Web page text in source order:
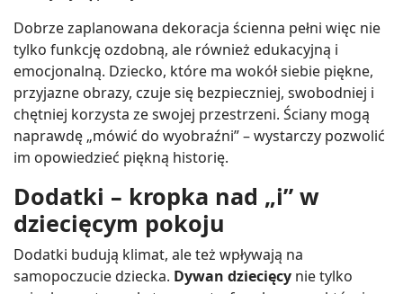
Dobrze zaplanowana dekoracja ścienna pełni więc nie
tylko funkcję ozdobną, ale również edukacyjną i
emocjonalną. Dziecko, które ma wokół siebie piękne,
przyjazne obrazy, czuje się bezpieczniej, swobodniej i
chętniej korzysta ze swojej przestrzeni. Ściany mogą
naprawdę „mówić do wyobraźni” – wystarczy pozwolić
im opowiedzieć piękną historię.
Dodatki – kropka nad „i” w
dziecięcym pokoju
Dodatki budują klimat, ale też wpływają na
samopoczucie dziecka. Dywan dziecięcy nie tylko